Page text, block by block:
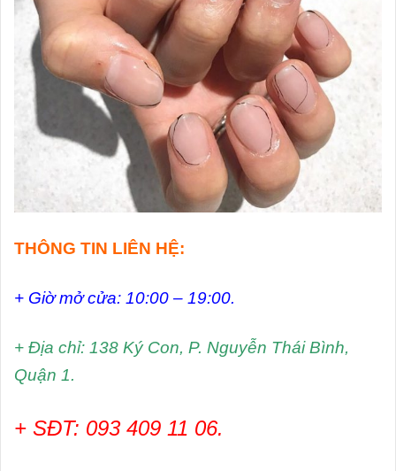
THÔNG TIN LIÊN HỆ:
+ Giờ mở cửa: 10:00 – 19:00.
+ Địa chỉ: 138 Ký Con, P. Nguyễn Thái Bình,
Quận 1.
+ SĐT: 093 409 11 06.